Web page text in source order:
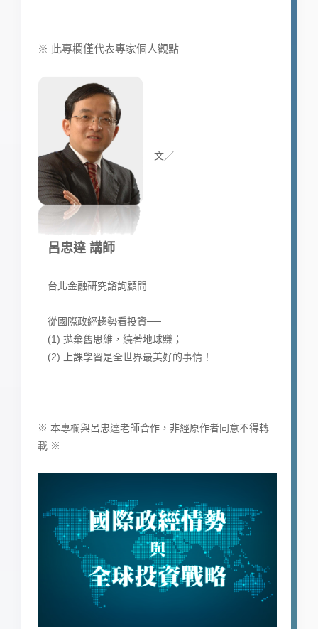
※ 此專欄僅代表專家個人觀點
文／
呂忠達 講師
台北金融研究諮詢顧問
從國際政經趨勢看投資──
(1) 拋棄舊思維，繞著地球賺；
(2) 上課學習是全世界最美好的事情！
※ 本專欄與呂忠達老師合作，非經原作者同意不得轉
載 ※